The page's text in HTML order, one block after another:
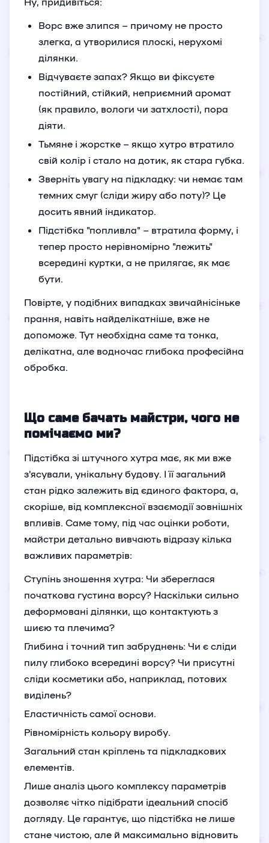
Ворс вже злипся – причому не просто
злегка, а утворилися плоскі, нерухомі
ділянки.
Відчуваєте запах? Якщо ви фіксуєте
постійний, стійкий, неприємний аромат
(як правило, вологи чи затхлості), пора
діяти.
Тьмяне і жорстке – якщо хутро втратило
свій колір і стало на дотик, як стара губка.
Зверніть увагу на підкладку: чи немає там
темних смуг (сліди жиру або поту)? Це
досить явний індикатор.
Підстібка "попливла" – втратила форму, і
тепер просто нерівномірно "лежить"
всередині куртки, а не прилягає, як має
бути.
Повірте, у подібних випадках звичайнісіньке
прання, навіть найделікатніше, вже не
допоможе. Тут необхідна саме та тонка,
делікатна, але водночас глибока професійна
обробка.
Що саме бачать майстри, чого не
помічаємо ми?
Підстібка зі штучного хутра має, як ми вже
з’ясували, унікальну будову. І її загальний
стан рідко залежить від єдиного фактора, а,
скоріше, від комплексної взаємодії зовнішніх
впливів. Саме тому, під час оцінки роботи,
майстри детально вивчають відразу кілька
важливих параметрів:
Ступінь зношення хутра: Чи збереглася
початкова густина ворсу? Наскільки сильно
деформовані ділянки, що контактують з
шиєю та плечима?
Глибина і точний тип забруднень: Чи є сліди
пилу глибоко всередині ворсу? Чи присутні
сліди косметики або, наприклад, потових
виділень?
Еластичність самої основи.
Рівномірність кольору виробу.
Загальний стан кріплень та підкладкових
елементів.
Лише аналіз цього комплексу параметрів
дозволяє чітко підібрати ідеальний спосіб
догляду. Це гарантує, що підстібка не лише
стане чистою, але й максимально відновить